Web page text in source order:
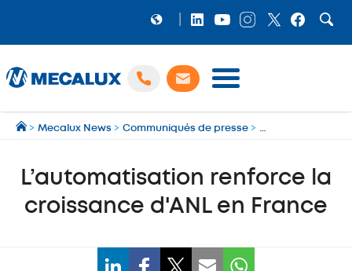
LOGICIELS
MECALUX NEWS
NOS RÉFÉRENCES
MECALUX LAB
> Mecalux News > Communiqués de presse >
L’automatisation renforce la
croissance d'ANL en France